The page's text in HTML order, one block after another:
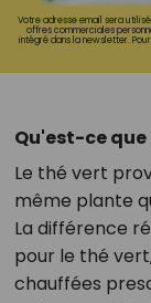
Votre adresse email sera
offres commerciales
intégré dans la newsletter.
Qu'est-ce que
Le thé vert
même plante
La différence
pour le thé
chauffées